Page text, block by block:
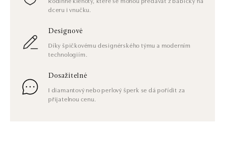
dceru i vnučku.
Designové
Díky špičkovému designérského týmu a moderním
technologiím.
Dosažitelné
I diamantový nebo perlový šperk se dá pořídit za
přijatelnou cenu.